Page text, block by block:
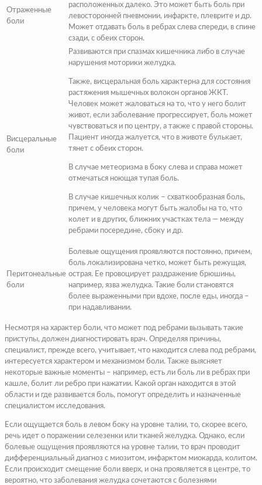
Отраженные
боли
расположенных далеко. Это может быть боль при
левосторонней пневмонии, инфаркте, плеврите и др.
Может отдавать боль в ребрах слева спереди, в спине
сзади, с обеих сторон.
Висцеральные
боли
Развиваются при спазмах кишечника либо в случае
нарушения моторики желудка.
Также, висцеральная боль характерна для состояния
растяжения мышечных волокон органов ЖКТ.
Человек может жаловаться на то, что у него болит
живот, если заболевание прогрессирует, боль может
чувствоваться и по центру, а также с правой стороны.
Пациент иногда жалуется, что в животе булькает,
тянет с обеих сторон.
В случае метеоризма в боку слева и справа может
отмечаться ноющая тупая боль.
В случае кишечных колик – схваткообразная боль,
причем, у человека могут быть жалобы на то, что
колет и в других, ближних участках тела — между
ребрами посередине, сбоку и др.
Перитонеальные
боли
Болевые ощущения проявляются постоянно, причем,
боль локализирована четко, может быть режущая,
острая. Ее провоцирует раздражение брюшины,
например, язва желудка. Такие боли становятся
более выраженными при вдохе, после еды, иногда –
при надавливании.
Несмотря на характер боли, что может под ребрами вызывать такие
приступы, должен диагностировать врач. Определяя причины,
специалист, прежде всего, учитывает, что находится слева под ребрами,
интересуется характером и механизмом боли. Также выясняет
некоторые важные моменты – например, есть ли боль ли в ребрах при
кашле, болит ли ребро при нажатии. Какой орган находится в этой
области и где развивается боль, помогут определить и назначенные
специалистом исследования.
Если ощущается боль в левом боку на уровне талии, то, скорее всего,
речь идет о поражении селезенки или тканей желудка. Однако, если
болевые ощущения проявляются на уровне талии, то врач проводит
дифференциальный диагноз с миозитом, инфарктом миокарда, колитом.
Если происходит смещение боли вверх, и она проявляется в центре, то
вероятно, что заболевания желудка сочетаются с болезнями